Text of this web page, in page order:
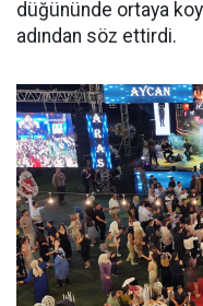
düğününde ortaya
adından söz ettirdi.